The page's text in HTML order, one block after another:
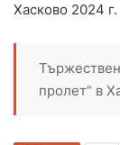
Хасково 2024 г.
пролет“ в